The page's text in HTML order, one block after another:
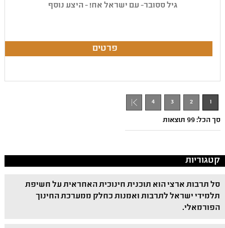
גיל ססובר- עם ישראל אח! - היצע נוסף
1
2
3
4
סך הכל: 99 תוצאות
קטגוריות
סל תרבות ארצי הוא תוכנית חינוכית האחראית על חשיפת
תלמידי ישראל לתרבות ואמנות כחלק ממערכת החינוך
הפורמאלי.